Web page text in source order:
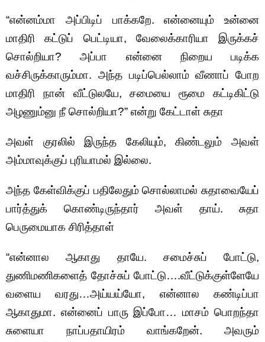
“என்னம்மா அப்பிடிப் பாக்கறே. என்னையும் உன்னை
மாதிரி கட்டுப் பெட்டியா, வேலைக்காரியா இருக்கச்
சொல்றியா? அப்பா என்னை நிறைய படிக்க
வச்சிருக்காரும்மா. அந்த படிப்பெல்லாம் வீணாப் போற
மாதிரி நான் வீட்டுலயே, சமையை ரூமை கட்டிகிட்டு
அழணும்னு நீ சொல்றியா?” என்று கேட்டாள் சுதா
அவள் குரலில் இருந்த கேலியும், கிண்டலும் அவள்
அம்மாவுக்குப் புரியாமல் இல்லை.
அந்த கேள்விக்குப் பதிலேதும் சொல்லாமல் சுதாவையேப்
பார்த்துக் கொண்டிருந்தார் அவள் தாய். சுதா
பெருமையாக சிரித்தாள்
“என்னால ஆகாது தாயே. சமைச்சுப் போட்டு,
துணிமணிகளைத் தோச்சுப் போட்டு….வீட்டுக்குள்ளேயே
வளைய வரது…அய்யய்யோ, என்னால கண்டிப்பா
ஆகாதுமா. என்னைப் பாரு இப்போ… மாசம் பொறந்தா
சுளையா நாப்பதாயிரம் வாங்கறேன். அவரும்